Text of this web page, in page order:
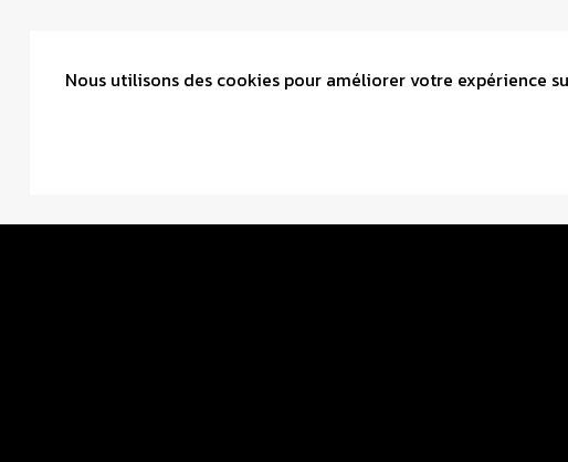
Nous utilisons des cookies pour améliorer votre expérience